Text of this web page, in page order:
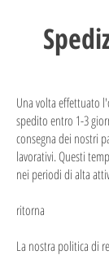
Una volta effettuato
spedito entro 1-3
consegna dei nostri
lavorativi. Questi
nei periodi di alta
ritorna
La nostra politica di